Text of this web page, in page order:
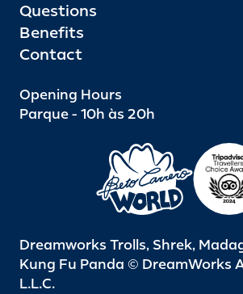
Questions
Benefits
Contact
Opening Hours
Parque - 10h às 20h
Dreamworks Trolls, Shrek,
Kung Fu Panda © DreamWorks
L.L.C.